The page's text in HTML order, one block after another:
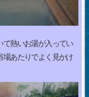
て熱いお湯が入ってい
場あたりでよく見かけ